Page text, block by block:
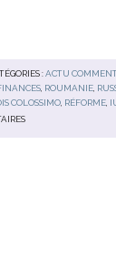
:ACTU
ROUMANIE
COLOSSIMO RÉFORME